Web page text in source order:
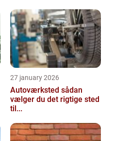
27 january 2026
Autoværksted sådan
vælger du det rigtige sted
til...